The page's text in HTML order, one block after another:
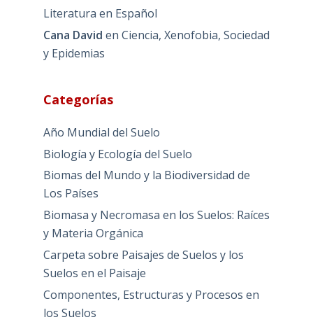
Literatura en Español
Cana David en Ciencia, Xenofobia, Sociedad
y Epidemias
Categorías
Año Mundial del Suelo
Biología y Ecología del Suelo
Biomas del Mundo y la Biodiversidad de
Los Países
Biomasa y Necromasa en los Suelos: Raíces
y Materia Orgánica
Carpeta sobre Paisajes de Suelos y los
Suelos en el Paisaje
Componentes, Estructuras y Procesos en
los Suelos